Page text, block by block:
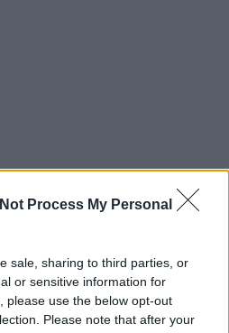
Process My Personal
sale, sharing to third parties, or
or sensitive information for
please use the below opt-out
Please note that after your